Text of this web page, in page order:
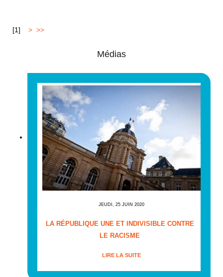
[1] > >>
Médias
JEUDI, 25 JUIN 2020
LA RÉPUBLIQUE UNE ET INDIVISIBLE CONTRE
LE RACISME
LIRE LA SUITE